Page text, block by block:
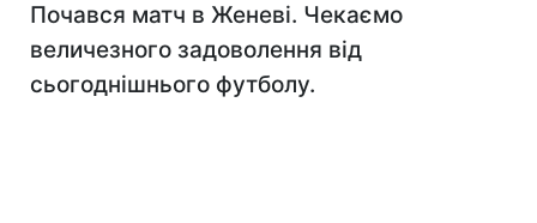
Почався матч в Женеві. Чекаємо
величезного задоволення від
сьогоднішнього футболу.